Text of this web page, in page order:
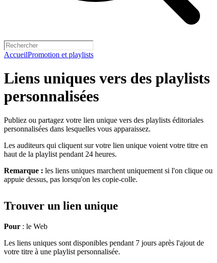
AccueilPromotion et playlists
Liens uniques vers des playlists
personnalisées
Publiez ou partagez votre lien unique vers des playlists éditoriales
personnalisées dans lesquelles vous apparaissez.
Les auditeurs qui cliquent sur votre lien unique voient votre titre en
haut de la playlist pendant 24 heures.
Remarque : les liens uniques marchent uniquement si l'on clique ou
appuie dessus, pas lorsqu'on les copie-colle.
Trouver un lien unique
Pour : le Web
Les liens uniques sont disponibles pendant 7 jours après l'ajout de
votre titre à une playlist personnalisée.